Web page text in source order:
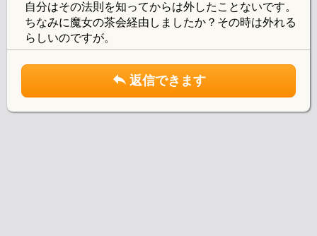
自分はその法則を知ってからは外したことないです。
ちなみに魔女の茶会経由しましたか？その時は外れる
らしいのですが。
返信できます